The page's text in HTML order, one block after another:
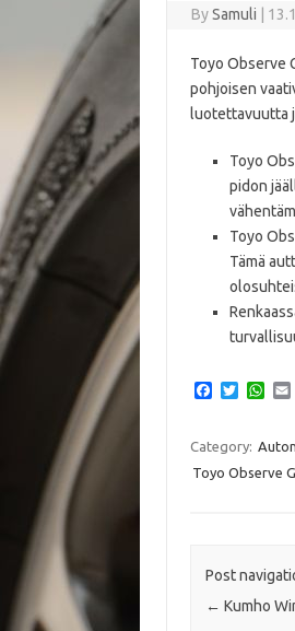
BySamuli
Toyo Observe
pohjoisen
luotettavuutta
Toyo
pidon
Toyo
Tämä
F
e
b
o
T
t
t
e
W
t
A
i
Category:
Toyo Observe
Post
← Kumho